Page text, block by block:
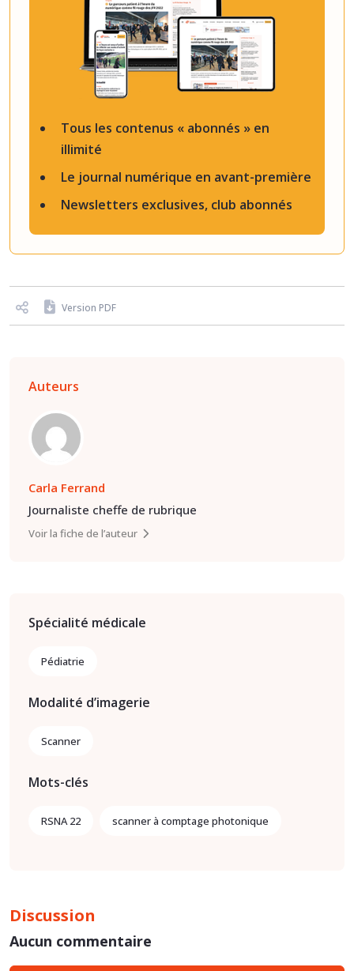
Tous les contenus « abonnés » en
illimité
Le journal numérique en avant-première
Newsletters exclusives, club abonnés
Version PDF
Auteurs
Carla Ferrand
Journaliste cheffe de rubrique
Voir la fiche de l’auteur
Spécialité médicale
Pédiatrie
Modalité d’imagerie
Scanner
Mots-clés
RSNA 22 scanner à comptage photonique
Discussion
Aucun commentaire